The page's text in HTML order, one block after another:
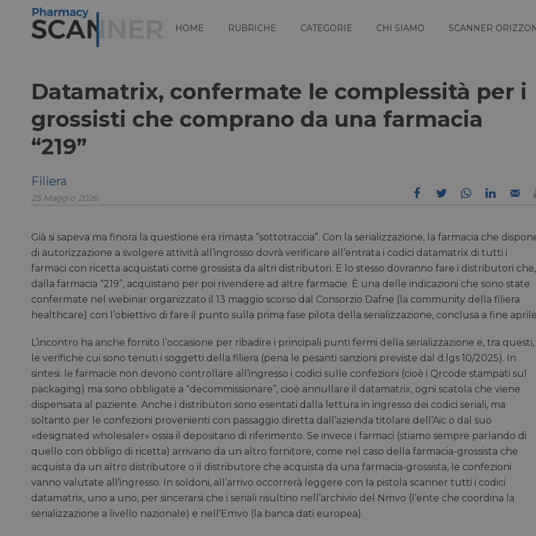
HOME RUBRICHE CATEGORIE CHI SIAMO SCANNER
Datamatrix, confermate le complessità per i
grossisti che comprano da una farmacia
“219”
Filiera
25 Maggio 2026
Già si sapeva ma finora la questione era rimasta “sottotraccia”. Con la serializzazione, la farmacia che
di autorizzazione a svolgere attività all’ingrosso dovrà verificare all’entrata i codici datamatrix di tutti i
farmaci con ricetta acquistati come grossista da altri distributori. E lo stesso dovranno fare i distributori che,
dalla farmacia “219”, acquistano per poi rivendere ad altre farmacie. È una delle indicazioni che sono state
confermate nel webinar organizzato il 13 maggio scorso dal Consorzio Dafne (la community della filiera
healthcare) con l’obiettivo di fare il punto sulla prima fase pilota della serializzazione, conclusa a fine
L’incontro ha anche fornito l’occasione per ribadire i principali punti fermi della serializzazione e, tra questi,
le verifiche cui sono tenuti i soggetti della filiera (pena le pesanti sanzioni previste dal d.lgs 10/2025). In
sintesi: le farmacie non devono controllare all’ingresso i codici sulle confezioni (cioè i Qrcode stampati sul
packaging) ma sono obbligate a “decommissionare”, cioè annullare il datamatrix, ogni scatola che viene
dispensata al paziente. Anche i distributori sono esentati dalla lettura in ingresso dei codici seriali, ma
soltanto per le confezioni provenienti con passaggio diretta dall’azienda titolare dell’Aic o dal suo
«designated wholesaler» ossia il depositario di riferimento. Se invece i farmaci (stiamo sempre parlando di
quello con obbligo di ricetta) arrivano da un altro fornitore, come nel caso della farmacia-grossista che
acquista da un altro distributore o il distributore che acquista da una farmacia-grossista, le confezioni
vanno valutate all’ingresso. In soldoni, all’arrivo occorrerà leggere con la pistola scanner tutti i codici
datamatrix, uno a uno, per sincerarsi che i seriali risultino nell’archivio del Nmvo (l’ente che coordina la
serializzazione a livello nazionale) e nell’Emvo (la banca dati europea).